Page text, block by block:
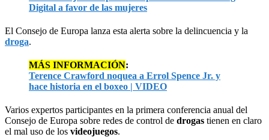
Digital a favor de las mujeres
El Consejo de Europa lanza esta alerta sobre la delincuencia y la
droga.
MÁS INFORMACIÓN:
Terence Crawford noquea a Errol Spence Jr. y
hace historia en el boxeo | VIDEO
Varios expertos participantes en la primera conferencia anual del
Consejo de Europa sobre redes de control de drogas tienen en claro
el mal uso de los videojuegos.